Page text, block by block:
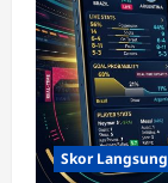
Skor Langsung